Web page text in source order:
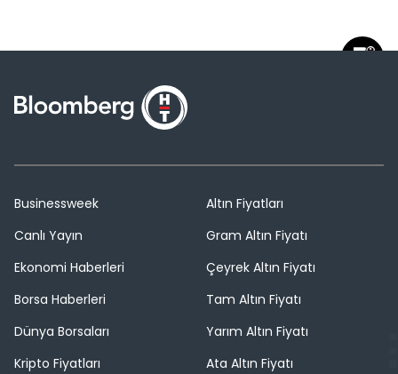
Businessweek
Canlı Yayın
Ekonomi Haberleri
Borsa Haberleri
Dünya Borsaları
Kripto Fiyatları
Altın Fiyatları
Gram Altın Fiyatı
Çeyrek Altın Fiyatı
Tam Altın Fiyatı
Yarım Altın Fiyatı
Ata Altın Fiyatı